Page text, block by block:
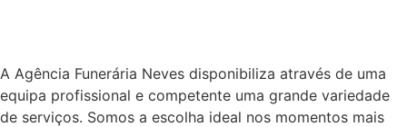
A Agência Funerária Neves disponibiliza através de uma
equipa profissional e competente uma grande variedade
de serviços. Somos a escolha ideal nos momentos mais